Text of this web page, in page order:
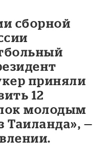
сборной
приняли
12
молодым
Таиланда», —